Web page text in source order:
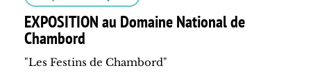
EXPOSITION au Domaine National de
Chambord
"Les Festins de Chambord"